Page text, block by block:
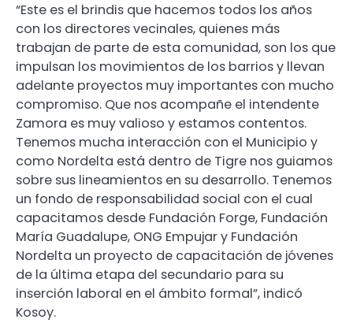
“Este es el brindis que hacemos todos los años
con los directores vecinales, quienes más
trabajan de parte de esta comunidad, son los que
impulsan los movimientos de los barrios y llevan
adelante proyectos muy importantes con mucho
compromiso. Que nos acompañe el intendente
Zamora es muy valioso y estamos contentos.
Tenemos mucha interacción con el Municipio y
como Nordelta está dentro de Tigre nos guiamos
sobre sus lineamientos en su desarrollo. Tenemos
un fondo de responsabilidad social con el cual
capacitamos desde Fundación Forge, Fundación
María Guadalupe, ONG Empujar y Fundación
Nordelta un proyecto de capacitación de jóvenes
de la última etapa del secundario para su
inserción laboral en el ámbito formal”, indicó
Kosoy.